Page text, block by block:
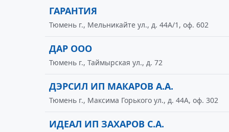
ГАРАНТИЯ
Тюмень г., Мельникайте ул., д. 44А/1, оф. 602
ДАР ООО
Тюмень г., Таймырская ул., д. 72
ДЭРСИЛ ИП МАКАРОВ А.А.
Тюмень г., Максима Горького ул., д. 44А, оф. 302
ИДЕАЛ ИП ЗАХАРОВ С.А.